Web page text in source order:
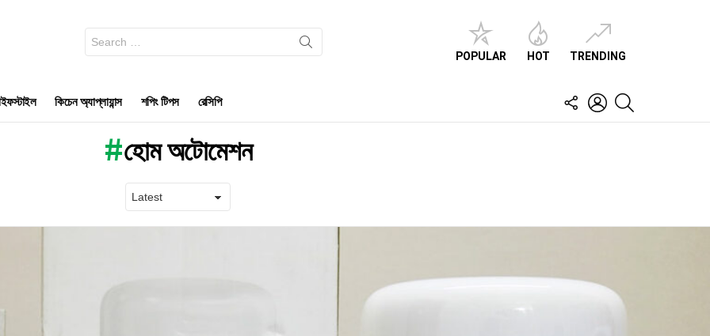
for:
POPULAR HOT TRENDING
কিচেন অ্যাপ্লায়ান্স শপিং টিপস রেসিপি
FOLLOW
US
LOGIN
হোম অটোমেশন